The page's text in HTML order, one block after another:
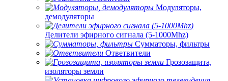
Модуляторы,
демодуляторы
Делители эфирного сигнала (5-1000Mhz)
Сумматоры, фильтры
Ответвители
Грозозащита,
изоляторы земли